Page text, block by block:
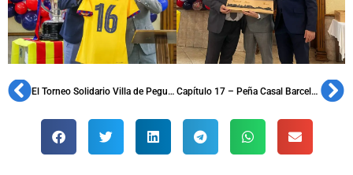
El Torneo Solidario Villa de Peguera bate récords en su 11ª edición Capítulo 17 – Peña Casal Barcelonista